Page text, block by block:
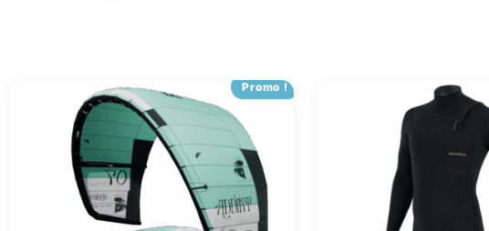
Promo !